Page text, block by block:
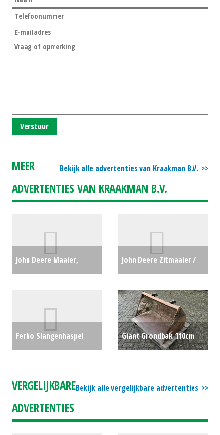
Verstuur
Bekijk alle advertenties van Kraakman B.V.
MEER
ADVERTENTIES VAN KRAAKMAN B.V.
John Deere Maaier,
John Deere Zitmaaier /
#691678
€3289
Ferbo Slangenhaspel
Giant Grondbak 110cm
Bekijk alle vergelijkbare advertenties
VERGELIJKBARE
ADVERTENTIES